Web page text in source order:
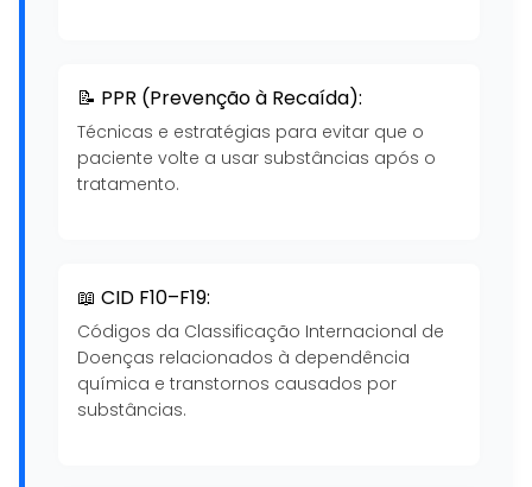
📝 PPR (Prevenção à Recaída):
Técnicas e estratégias para evitar que o
paciente volte a usar substâncias após o
tratamento.
📖 CID F10–F19:
Códigos da Classificação Internacional de
Doenças relacionados à dependência
química e transtornos causados por
substâncias.